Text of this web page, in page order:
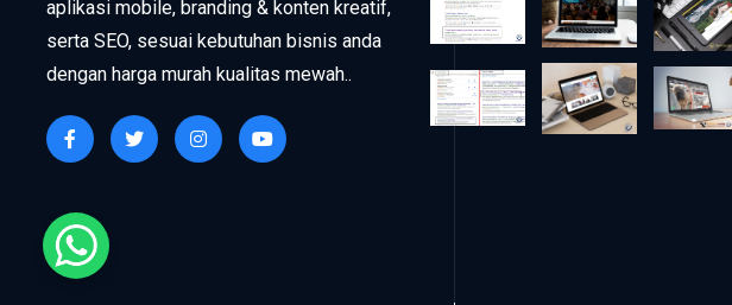
aplikasi mobile, branding & konten kreatif,
serta SEO, sesuai kebutuhan bisnis anda
dengan harga murah kualitas mewah..